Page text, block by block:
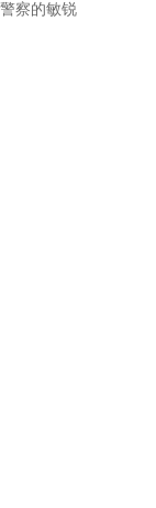
察的敏锐